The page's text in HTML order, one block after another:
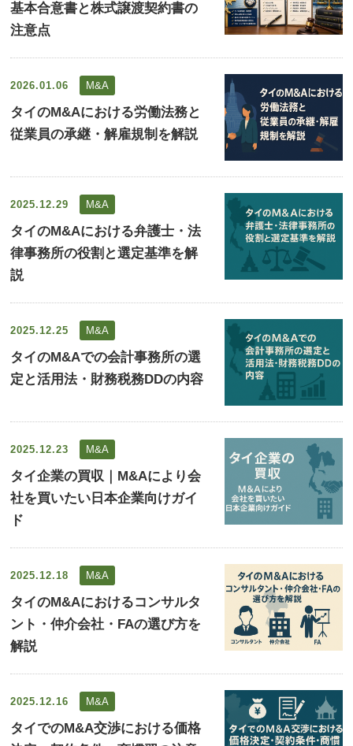
基本合意書と株式譲渡契約書の
注意点
2026.01.06 M&A
タイのM&Aにおける労働法務と
従業員の承継・解雇規制を解説
2025.12.29 M&A
タイのM&Aにおける弁護士・法
律事務所の役割と選定基準を解
説
2025.12.25 M&A
タイのM&Aでの会計事務所の選
定と活用法・財務税務DDの内容
2025.12.23 M&A
タイ企業の買収｜M&Aにより会
社を買いたい日本企業向けガイ
ド
2025.12.18 M&A
タイのM&Aにおけるコンサルタ
ント・仲介会社・FAの選び方を
解説
2025.12.16 M&A
タイでのM&A交渉における価格